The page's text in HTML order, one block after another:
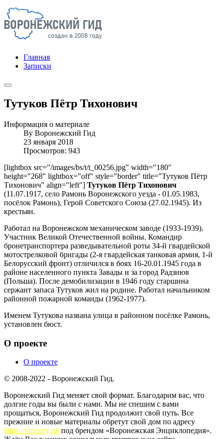
Главная
Записки
Тутуков Пётр Тихонович
Информация о материале
By Воронежский Гид
23 января 2018
Просмотров: 943
[lightbox src="/images/bs/t/t_00256.jpg" width="180"
height="268" lightbox="off" style="border" title="Тутуков Пётр
Тихонович" align="left"] Тутуков Пётр Тихонович
(11.07.1917, село Рамонь Воронежского уезда - 01.05.1983,
посёлок Рамонь), Герой Советского Союза (27.02.1945). Из
крестьян.
Работал на Воронежском механическом заводе (1933-1939).
Участник Великой Отечественной войны. Командир
бронетранспортера разведывательной роты 34-й гвардейской
мотострелковой бригады (2-я гвардейская танковая армия, 1-й
Белорусский фронт) отличился в боях 16-20.01.1945 года в
районе населенного пункта Завады и за город Радзиюв
(Польша). После демобилизации в 1946 году старшина
сержант запаса Тутуков жил на родине. Работал начальником
районной пожарной команды (1962-1977).
Именем Тутукова названа улица в районном посёлке Рамонь,
установлен бюст.
О проекте
О проекте
© 2008-2022 - Воронежский Гид.
Воронежский Гид меняет свой формат. Благодарим вас, что
долгие годы вы были с нами. Мы не спешим с вами
прощаться, Воронежский Гид продолжит свой путь. Все
прежние и новые материалы обретут свой дом по адресу
https://vrnency.ru/под брендом «Воронежская Энциклопедия».